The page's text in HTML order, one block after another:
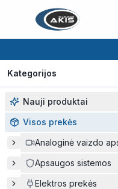
Kategorijos
Nauji produktai
Visos prekės
Analoginė vaizdo
Apsaugos sistemos
Elektros prekės